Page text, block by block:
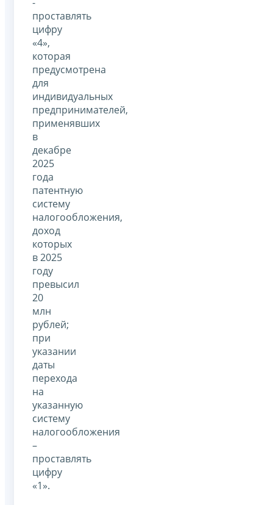
проставлять
цифру
«4»,
которая
предусмотрена
для
индивидуальных
предпринимателей,
применявших
в
декабре
2025
года
патентную
систему
налогообложения,
доход
которых
в 2025
году
превысил
20
млн
рублей;
при
указании
даты
перехода
на
указанную
систему
налогообложения
–
проставлять
цифру
«1».